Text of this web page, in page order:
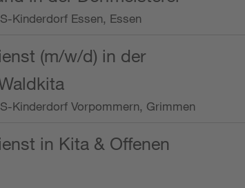
Kinderdorf Essen, Essen
(m/w/d) in der
Kinderdorf Vorpommern, Grimmen
in Kita & Offenen